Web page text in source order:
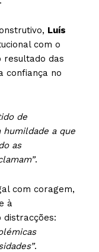
Luís
com o
resultado das
confiança no
de
humildade a que
as
.
com coragem,
à
distracções:
.